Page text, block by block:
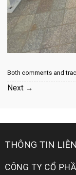
Both comments and
Next →
THÔNG TIN
CÔNG TY CỔ